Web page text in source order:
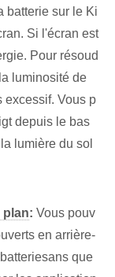
batterie ⁢sur le Ki
Si l'⁣écran est
Pour résoud
luminosité de
excessif. Vous p
depuis le bas
lumière du sol
plan: ‌Vous pouv
en arrière-
que